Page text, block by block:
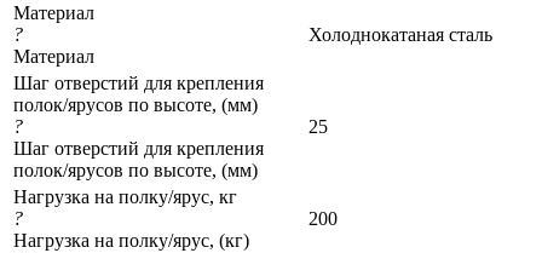
Материал
?
Материал
Холоднокатаная сталь
Шаг отверстий для крепления
полок/ярусов по высоте, (мм)
?
Шаг отверстий для крепления
полок/ярусов по высоте, (мм)
25
Нагрузка на полку/ярус, кг
?
Нагрузка на полку/ярус, (кг)
200